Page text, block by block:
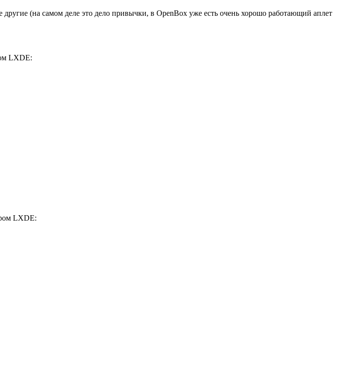
(на самом деле это дело привычки, в OpenBox уже есть очень хорошо работающий аплет
LXDE:
LXDE: